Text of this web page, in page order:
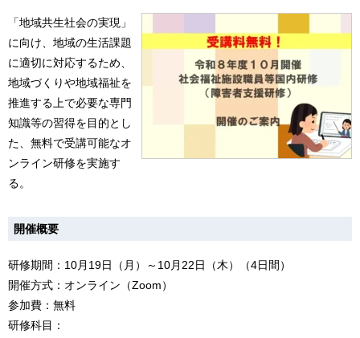
「地域共生社会の実現」
に向け、地域の生活課題
に適切に対応するため、
地域づくりや地域福祉を
推進する上で必要な専門
知識等の習得を目的とし
た、無料で受講可能なオ
ンライン研修を実施す
る。
開催概要
研修期間：10月19日（月）～10月22日（木）（4日間）
開催方式：オンライン（Zoom）
参加費：無料
研修科目：